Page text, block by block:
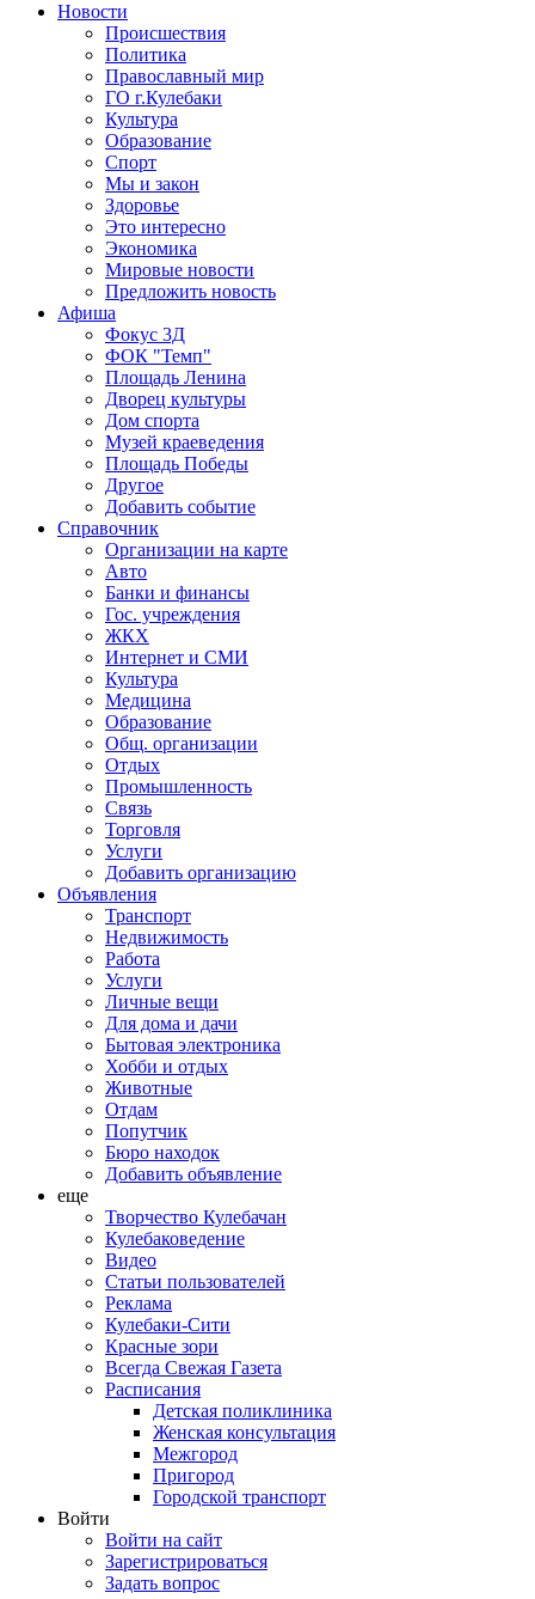
Новости
Происшествия
Политика
Православный мир
ГО г.Кулебаки
Культура
Образование
Спорт
Мы и закон
Здоровье
Это интересно
Экономика
Мировые новости
Предложить новость
Афиша
Фокус 3Д
ФОК "Темп"
Площадь Ленина
Дворец культуры
Дом спорта
Музей краеведения
Площадь Победы
Другое
Добавить событие
Справочник
Организации на карте
Авто
Банки и финансы
Гос. учреждения
ЖКХ
Интернет и СМИ
Культура
Медицина
Образование
Общ. организации
Отдых
Промышленность
Связь
Торговля
Услуги
Добавить организацию
Объявления
Транспорт
Недвижимость
Работа
Услуги
Личные вещи
Для дома и дачи
Бытовая электроника
Хобби и отдых
Животные
Отдам
Попутчик
Бюро находок
Добавить объявление
еще
Творчество Кулебачан
Кулебаковедение
Видео
Статьи пользователей
Реклама
Кулебаки-Сити
Красные зори
Всегда Свежая Газета
Расписания
Детская поликлиника
Женская консультация
Межгород
Пригород
Городской транспорт
Войти
Войти на сайт
Зарегистрироваться
Задать вопрос